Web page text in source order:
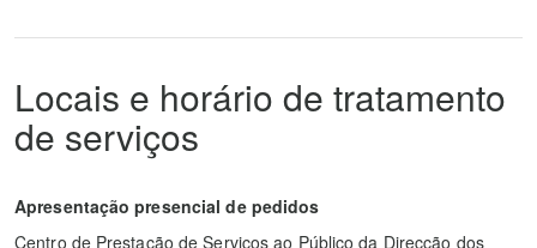
Locais e horário de tratamento
de serviços
Apresentação presencial de pedidos
Centro de Prestação de Serviços ao Público da Direcção dos